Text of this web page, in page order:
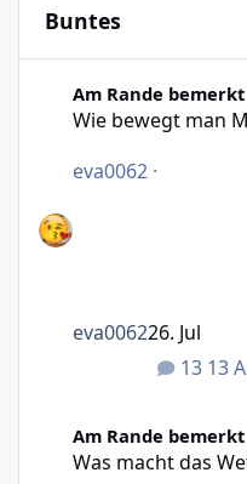
Buntes
Am Rande bemerkt
Wie bewegt man
eva0062 ·
13
eva006226. Jul
Am Rande bemerkt
Was macht das